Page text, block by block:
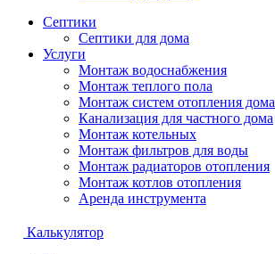
Септики
Септики для дома
Услуги
Монтаж водоснабжения
Монтаж теплого пола
Монтаж систем отопления дома
Канализация для частного дома
Монтаж котельных
Монтаж фильтров для воды
Монтаж радиаторов отопления
Монтаж котлов отопления
Аренда инструмента
Калькулятор